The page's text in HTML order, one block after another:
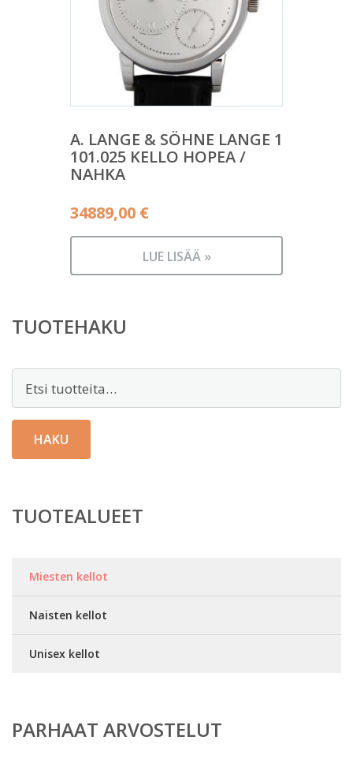
A. LANGE & SÖHNE LANGE 1
101.025 KELLO HOPEA /
NAHKA
34889,00 €
LUE LISÄÄ »
TUOTEHAKU
HAKU
TUOTEALUEET
Miesten kellot
Naisten kellot
Unisex kellot
PARHAAT ARVOSTELUT